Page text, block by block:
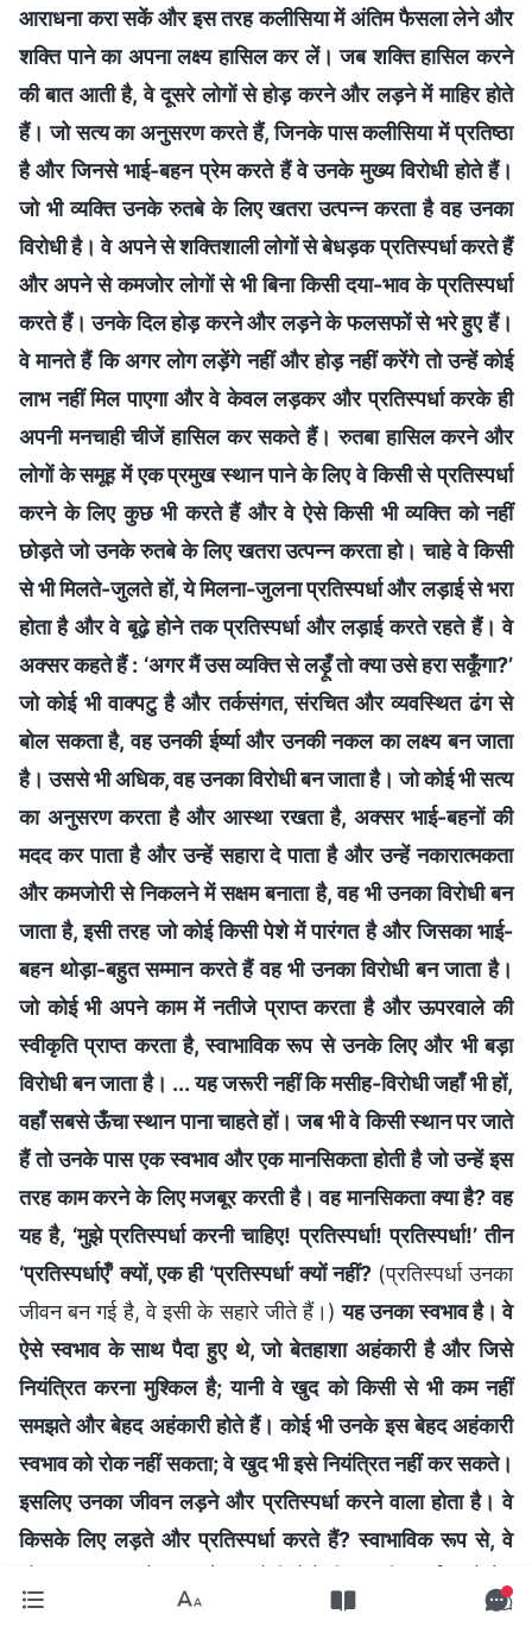
आराधना करा सकें और इस तरह कलीसिया में अंतिम फैसला लेने और
शक्ति पाने का अपना लक्ष्य हासिल कर लें। जब शक्ति हासिल करने
की बात आती है, वे दूसरे लोगों से होड़ करने और लड़ने में माहिर होते
हैं। जो सत्य का अनुसरण करते हैं, जिनके पास कलीसिया में प्रतिष्ठा
है और जिनसे भाई-बहन प्रेम करते हैं वे उनके मुख्य विरोधी होते हैं।
जो भी व्यक्ति उनके रुतबे के लिए खतरा उत्पन्न करता है वह उनका
विरोधी है। वे अपने से शक्तिशाली लोगों से बेधड़क प्रतिस्पर्धा करते हैं
और अपने से कमजोर लोगों से भी बिना किसी दया-भाव के प्रतिस्पर्धा
करते हैं। उनके दिल होड़ करने और लड़ने के फलसफों से भरे हुए हैं।
वे मानते हैं कि अगर लोग लड़ेंगे नहीं और होड़ नहीं करेंगे तो उन्हें कोई
लाभ नहीं मिल पाएगा और वे केवल लड़कर और प्रतिस्पर्धा करके ही
अपनी मनचाही चीजें हासिल कर सकते हैं। रुतबा हासिल करने और
लोगों के समूह में एक प्रमुख स्थान पाने के लिए वे किसी से प्रतिस्पर्धा
करने के लिए कुछ भी करते हैं और वे ऐसे किसी भी व्यक्ति को नहीं
छोड़ते जो उनके रुतबे के लिए खतरा उत्पन्न करता हो। चाहे वे किसी
से भी मिलते-जुलते हों, ये मिलना-जुलना प्रतिस्पर्धा और लड़ाई से भरा
होता है और वे बूढ़े होने तक प्रतिस्पर्धा और लड़ाई करते रहते हैं। वे
अक्सर कहते हैं : ‘अगर मैं उस व्यक्ति से लड़ूँ तो क्या उसे हरा सकूँगा?’
जो कोई भी वाक्पटु है और तर्कसंगत, संरचित और व्यवस्थित ढंग से
बोल सकता है, वह उनकी ईर्ष्या और उनकी नकल का लक्ष्य बन जाता
है। उससे भी अधिक, वह उनका विरोधी बन जाता है। जो कोई भी सत्य
का अनुसरण करता है और आस्था रखता है, अक्सर भाई-बहनों की
मदद कर पाता है और उन्हें सहारा दे पाता है और उन्हें नकारात्मकता
और कमजोरी से निकलने में सक्षम बनाता है, वह भी उनका विरोधी बन
जाता है, इसी तरह जो कोई किसी पेशे में पारंगत है और जिसका भाई-
बहन थोड़ा-बहुत सम्मान करते हैं वह भी उनका विरोधी बन जाता है।
जो कोई भी अपने काम में नतीजे प्राप्त करता है और ऊपरवाले की
स्वीकृति प्राप्त करता है, स्वाभाविक रूप से उनके लिए और भी बड़ा
विरोधी बन जाता है। ... यह जरूरी नहीं कि मसीह-विरोधी जहाँ भी हों,
वहाँ सबसे ऊँचा स्थान पाना चाहते हों। जब भी वे किसी स्थान पर जाते
हैं तो उनके पास एक स्वभाव और एक मानसिकता होती है जो उन्हें इस
तरह काम करने के लिए मजबूर करती है। वह मानसिकता क्या है? वह
यह है, ‘मुझे प्रतिस्पर्धा करनी चाहिए! प्रतिस्पर्धा! प्रतिस्पर्धा!’ तीन
‘प्रतिस्पर्धाएँ’ क्यों, एक ही ‘प्रतिस्पर्धा’ क्यों नहीं?(प्रतिस्पर्धा उनका
जीवन बन गई है, वे इसी के सहारे जीते हैं।)यह उनका स्वभाव है। वे
ऐसे स्वभाव के साथ पैदा हुए थे, जो बेतहाशा अहंकारी है और जिसे
नियंत्रित करना मुश्किल है; यानी वे खुद को किसी से भी कम नहीं
समझते और बेहद अहंकारी होते हैं। कोई भी उनके इस बेहद अहंकारी
स्वभाव को रोक नहीं सकता; वे खुद भी इसे नियंत्रित नहीं कर सकते।
इसलिए उनका जीवन लड़ने और प्रतिस्पर्धा करने वाला होता है। वे
किसके लिए लड़ते और प्रतिस्पर्धा करते हैं? स्वाभाविक रूप से, वे
चाहे उन्हें जिन भी तरीकों का इस्तेमाल करना पड़े, अगर हर कोई उनके